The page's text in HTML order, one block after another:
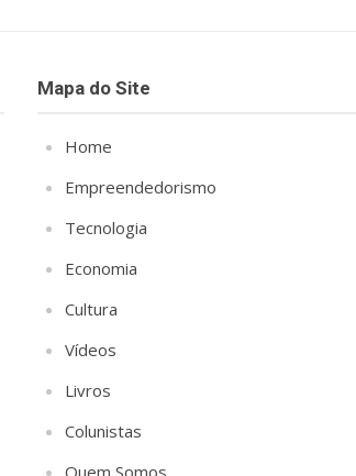
Mapa do Site
Home
Empreendedorismo
Tecnologia
Economia
Cultura
Vídeos
Livros
Colunistas
Quem Somos